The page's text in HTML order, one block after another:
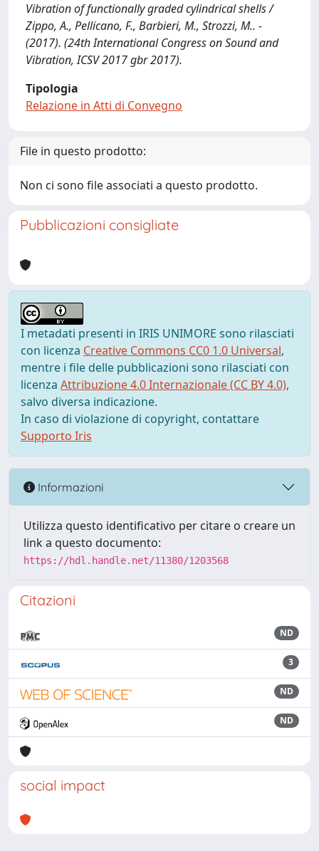
Vibration of functionally graded cylindrical shells /
Zippo, A., Pellicano, F., Barbieri, M., Strozzi, M.. -
(2017). (24th International Congress on Sound and
Vibration, ICSV 2017 gbr 2017).
Tipologia
Relazione in Atti di Convegno
File in questo prodotto:
Non ci sono file associati a questo prodotto.
Pubblicazioni consigliate
I metadati presenti in IRIS UNIMORE sono rilasciati
con licenza Creative Commons CC0 1.0 Universal,
mentre i file delle pubblicazioni sono rilasciati con
licenza Attribuzione 4.0 Internazionale (CC BY 4.0),
salvo diversa indicazione.
In caso di violazione di copyright, contattare
Supporto Iris
Informazioni
Utilizza questo identificativo per citare o creare un
link a questo documento:
https://hdl.handle.net/11380/1203568
Citazioni
ND
3
ND
ND
social impact